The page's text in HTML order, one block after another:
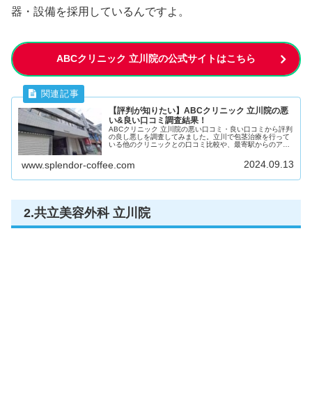
器・設備を採用しているんですよ。
ABCクリニック 立川院の公式サイトはこちら
【評判が知りたい】ABCクリニック 立川院の悪
い&良い口コミ調査結果！
ABCクリニック 立川院の悪い口コミ・良い口コミから評判
の良し悪しを調査してみました。立川で包茎治療を行って
いる他のクリニックとの口コミ比較や、最寄駅からのアク
www.splendor-coffee.com 2024.09.13
2.共立美容外科 立川院